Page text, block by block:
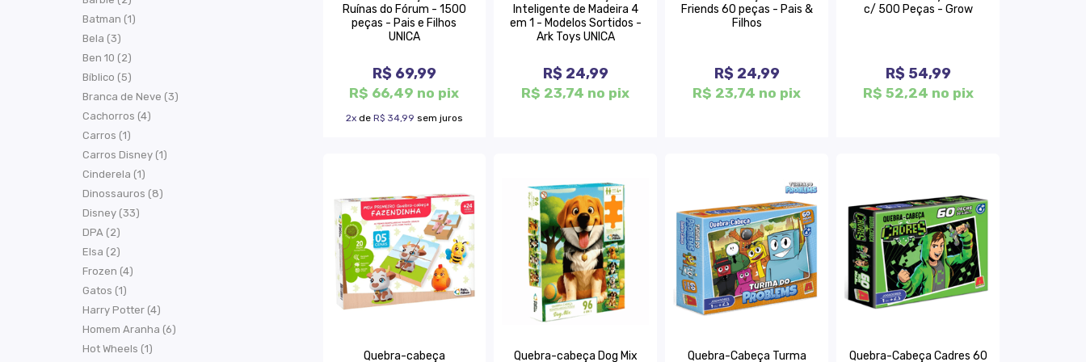
Batman (1)
Bela (3)
Ben 10 (2)
Bíblico (5)
Branca de Neve (3)
Cachorros (4)
Carros (1)
Carros Disney (1)
Cinderela (1)
Dinossauros (8)
Disney (33)
DPA (2)
Elsa (2)
Frozen (4)
Gatos (1)
Harry Potter (4)
Homem Aranha (6)
Hot Wheels (1)
Ruínas do Fórum - 1500
peças - Pais e Filhos
UNICA
R$ 69,99
R$ 66,49 no pix
2xde R$ 34,99 sem juros
Inteligente de Madeira 4
em 1 - Modelos Sortidos -
Ark Toys UNICA
R$ 24,99
R$ 23,74 no pix
Friends 60 peças - Pais &
Filhos
R$ 24,99
R$ 23,74 no pix
c/ 500 Peças - Grow
R$ 54,99
R$ 52,24 no pix
Quebra-cabeça Quebra-cabeça Dog Mix Quebra-Cabeça Turma Quebra-Cabeça Cadres 60